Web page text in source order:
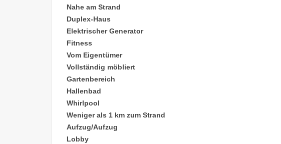
Nahe am Strand
Duplex-Haus
Elektrischer Generator
Fitness
Vom Eigentümer
Vollständig möbliert
Gartenbereich
Hallenbad
Whirlpool
Weniger als 1 km zum Strand
Aufzug/Aufzug
Lobby